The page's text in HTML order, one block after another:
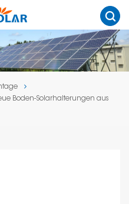
Boden-Solarhalterungen aus